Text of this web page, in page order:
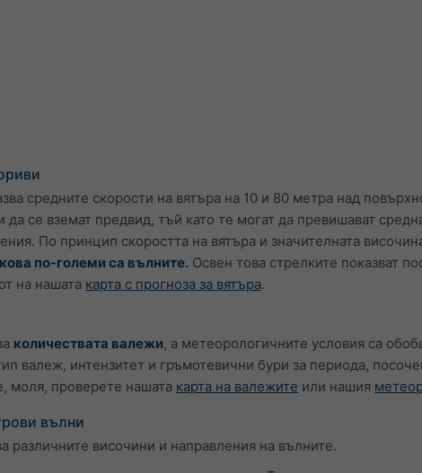
средните скорости на вятъра на 10 и 80 метра над
се вземат предвид, тъй като те могат да превишават
По принцип скоростта на вятъра и значителната
по-големи са вълните. Освен това стрелките показват
на нашата карта с прогноза за вятъра.
количествата валежи, а метеорологичните условия са
валеж, интензитет и гръмотевични бури за периода,
моля, проверете нашата карта на валежите или нашия
вълни
различните височини и направления на вълните.